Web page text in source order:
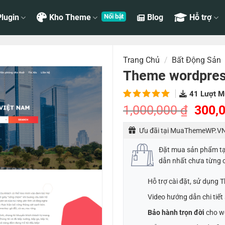
Kho Theme Blog Hỗ trợ
Trang Chủ / Bất Động Sản
Theme
5.00trên
5 dựa
1
giá
41 Lượt
1,000,000₫ Giá
là:
Ưu đãi tại
Đặt mua sản phẩm
dẫn nhất chưa từng
Hỗ trợ cài đặt, sử dụng
Video hướng dẫn chi
Bảo hành trọn đời cho